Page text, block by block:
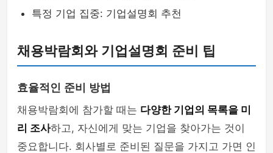
특정 기업 집중: 기업설명회 추천
채용박람회와 기업설명회 준비 팁
효율적인 준비 방법
채용박람회에 참가할 때는 다양한 기업의 목록을 미
리 조사하고, 자신에게 맞는 기업을 찾아가는 것이
중요합니다. 회사별로 준비된 질문을 가지고 가면 인